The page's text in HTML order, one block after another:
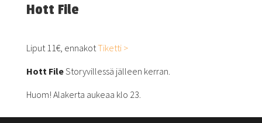
Hott File
Liput 11€, ennakotTiketti >
Hott FileStoryvillessä jälleen kerran.
Huom! Alakerta aukeaa klo 23.